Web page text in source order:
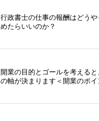
行政書士の仕事の報酬はどう
めたらいいのか？
開業の目的とゴールを考える
の軸が決まります＜開業のポイ